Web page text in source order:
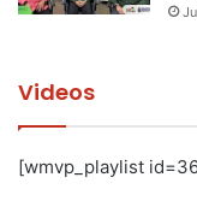
Videos
[wmvp_playlist